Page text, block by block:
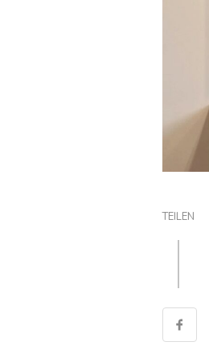
TEILEN